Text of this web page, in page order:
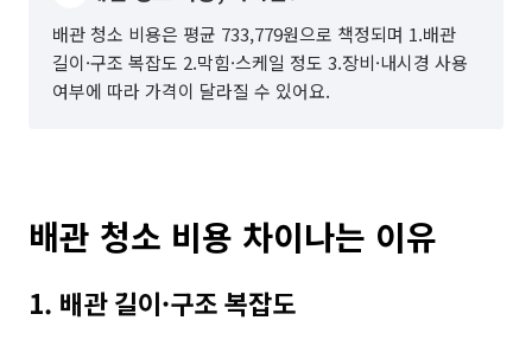
배관 청소 비용은 평균 733,779원으로 책정되며 1.배관
길이·구조 복잡도 2.막힘·스케일 정도 3.장비·내시경 사용
여부에 따라 가격이 달라질 수 있어요.
배관 청소 비용 차이나는 이유
1. 배관 길이·구조 복잡도